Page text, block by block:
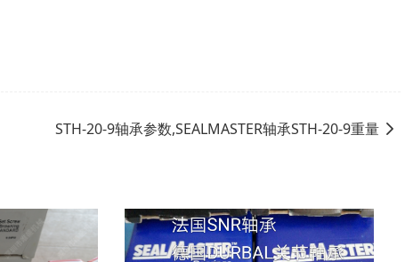
STH-20-9轴承参数,SEALMASTER轴承STH-20-9重量